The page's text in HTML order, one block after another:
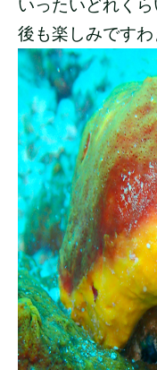
いったいどれく
後も楽しみです